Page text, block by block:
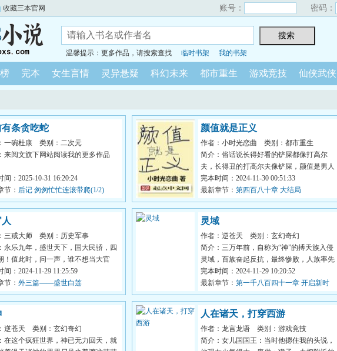
收藏三本官网 账号： 密码：
温馨提示：更多作品，请搜索查找 临时书架 我的书架
完本 女生言情 灵异悬疑 科幻未来 都市重生 游戏竞技 仙侠武侠
有条贪吃蛇
一碗杜康
类别：二次元
来阅文旗下网站阅读我的更多作品
间：2025-10-31 16:20:24
节： 后记 匆匆忙忙连滚带爬(1/2)
颜值就是正义
作者：小时光恋曲
类别：都市重生
简介：俗话说长得好看的铲屎都像打高尔
夫，长得丑的打高尔夫像铲屎，颜值是男人
装逼第一利器，自带光环，...
完本时间：2024-11-30 00:51:33
最新章节： 第四百八十章 大结局
三戒大师
类别：历史军事
永乐九年，盛世天下，国大民骄，四
！值此时，问一声，谁不想当大官
间：2024-11-29 11:25:59
节： 外三篇——盛世白莲
灵域
作者：逆苍天
类别：玄幻奇幻
简介：三万年前，自称为“神”的搏天族入侵
灵域，百族奋起反抗，最终惨败，人族率先
投诚，百族随后相继臣...
完本时间：2024-11-29 10:20:52
最新章节： 第一千八百四十一章 开启新时
代！
逆苍天
类别：玄幻奇幻
在这个疯狂世界，神已无力回天，就
人在诸天，打穿西游
作者：龙言龙语
类别：游戏竞技
简介：女儿国国王：当时他摁住我的头说，